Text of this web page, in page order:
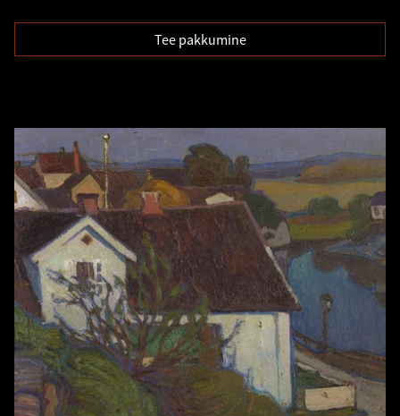
Tee pakkumine